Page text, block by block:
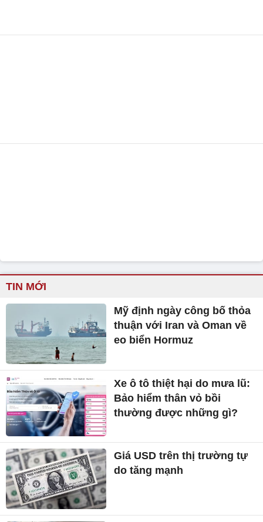
TIN MỚI
Mỹ định ngày công bố thỏa
thuận với Iran và Oman về
eo biển Hormuz
Xe ô tô thiệt hại do mưa lũ:
Bảo hiểm thân vỏ bồi
thường được những gì?
Giá USD trên thị trường tự
do tăng mạnh